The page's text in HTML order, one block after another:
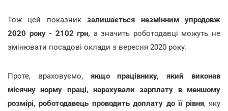
Тож цей показникзалишається незмінним упродовж
2020 року - 2102 грн, а значить роботодавці можуть не
змінювати посадові оклади з вересня 2020 року.
Проте, враховуємо, якщо працівнику, який виконав
місячну норму праці, нарахували зарплату в меншому
розмірі, роботодавець проводить доплату до її рівня, яку